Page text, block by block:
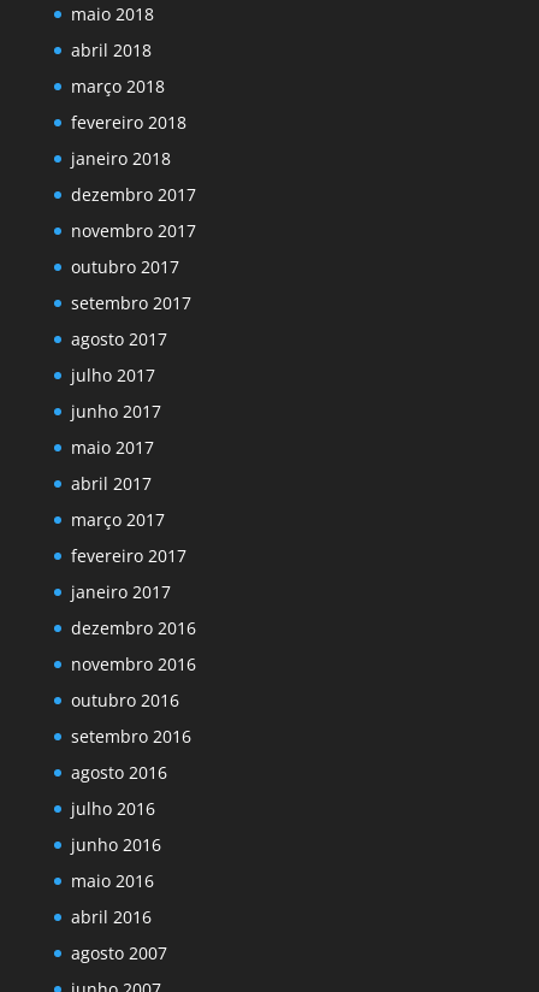
maio 2018
abril 2018
março 2018
fevereiro 2018
janeiro 2018
dezembro 2017
novembro 2017
outubro 2017
setembro 2017
agosto 2017
julho 2017
junho 2017
maio 2017
abril 2017
março 2017
fevereiro 2017
janeiro 2017
dezembro 2016
novembro 2016
outubro 2016
setembro 2016
agosto 2016
julho 2016
junho 2016
maio 2016
abril 2016
agosto 2007